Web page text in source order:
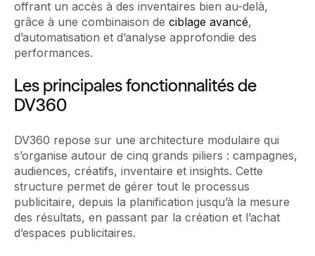
offrant un accès à des inventaires bien au-delà,
grâce à une combinaison de ciblage avancé,
d’automatisation et d’analyse approfondie des
performances.
Les principales fonctionnalités de
DV360
DV360 repose sur une architecture modulaire qui
s’organise autour de cinq grands piliers : campagnes,
audiences, créatifs, inventaire et insights. Cette
structure permet de gérer tout le processus
publicitaire, depuis la planification jusqu’à la mesure
des résultats, en passant par la création et l’achat
d’espaces publicitaires.